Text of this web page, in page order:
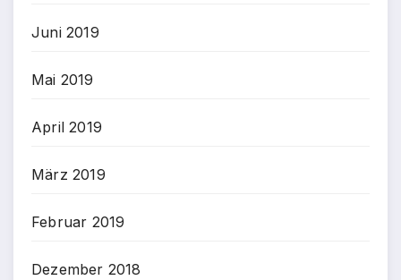
Juni 2019
Mai 2019
April 2019
März 2019
Februar 2019
Dezember 2018